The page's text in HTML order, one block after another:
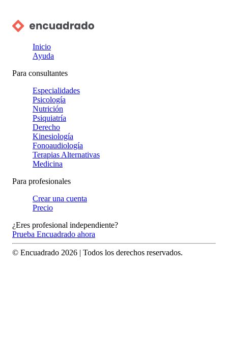
Inicio
Ayuda
Para consultantes
Especialidades
Psicología
Nutrición
Psiquiatría
Derecho
Kinesiología
Fonoaudiología
Terapias Alternativas
Medicina
Para profesionales
Crear una cuenta
Precio
¿Eres profesional independiente?
Prueba Encuadrado ahora
© Encuadrado 2026 | Todos los derechos reservados.